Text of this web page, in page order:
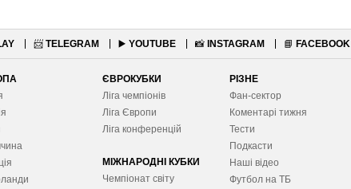
📨 TELEGRAM ▶️ YOUTUBE 📸 INSTAGRAM 📘 FACEBOOK
ЄВРОКУБКИ
Ліга чемпіонів
Ліга Європи
Ліга конференцій
МІЖНАРОДНІ КУБКИ
Чемпіонат світу
РІЗНЕ
Фан-сектор
Коментарі тижня
Тести
Подкасти
Наші відео
Футбол на ТБ